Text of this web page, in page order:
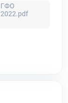
ГФО
2022.pdf